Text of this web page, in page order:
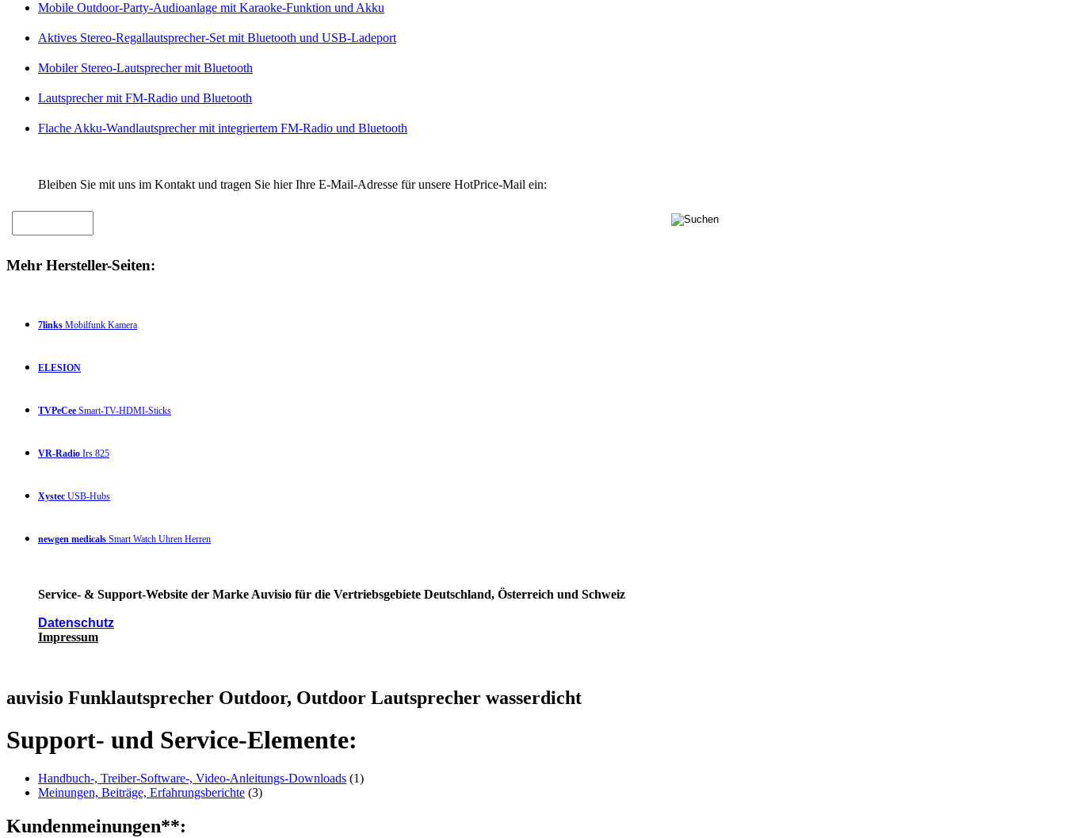
Mobile Outdoor-Party-Audioanlage mit Karaoke-Funktion und Akku
Aktives Stereo-Regallautsprecher-Set mit Bluetooth und USB-Ladeport
Mobiler Stereo-Lautsprecher mit Bluetooth
Lautsprecher mit FM-Radio und Bluetooth
Flache Akku-Wandlautsprecher mit integriertem FM-Radio und Bluetooth
Bleiben Sie mit uns im Kontakt und tragen Sie hier Ihre E-Mail-Adresse für unsere HotPrice-Mail ein:
Mehr Hersteller-Seiten:
7links Mobilfunk Kamera
ELESION
TVPeCee Smart-TV-HDMI-Sticks
VR-Radio Irs 825
Xystec USB-Hubs
newgen medicals Smart Watch Uhren Herren
Service- & Support-Website der Marke Auvisio für die Vertriebsgebiete Deutschland, Österreich und Schweiz
Datenschutz
Impressum
auvisio Funklautsprecher Outdoor, Outdoor Lautsprecher wasserdicht
Support- und Service-Elemente:
Handbuch-, Treiber-Software-, Video-Anleitungs-Downloads (1)
Meinungen, Beiträge, Erfahrungsberichte (3)
Kundenmeinungen**: